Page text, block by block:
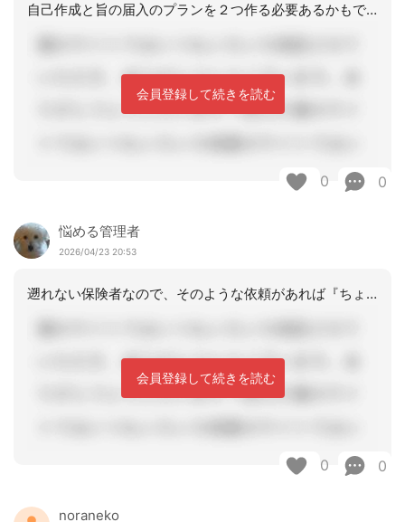
自己作成と旨の届入のプランを２つ作る必要あるかもですね。大阪市は同一月内なら遡り
会員登録して続きを読む
0 0
悩める管理者
2026/04/23 20:53
遡れない保険者なので、そのような依頼があれば『ちょっと受けられるか、件数確認して
会員登録して続きを読む
0 0
noraneko